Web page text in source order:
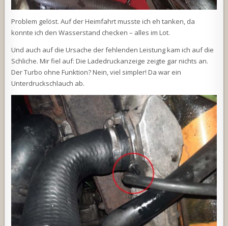
Problem gelöst. Auf der Heimfahrt musste ich eh tanken, da
konnte ich den Wasserstand checken – alles im Lot.
Und auch auf die Ursache der fehlenden Leistung kam ich auf die
Schliche. Mir fiel auf: Die Ladedruckanzeige zeigte gar nichts an.
Der Turbo ohne Funktion? Nein, viel simpler! Da war ein
Unterdruckschlauch ab.